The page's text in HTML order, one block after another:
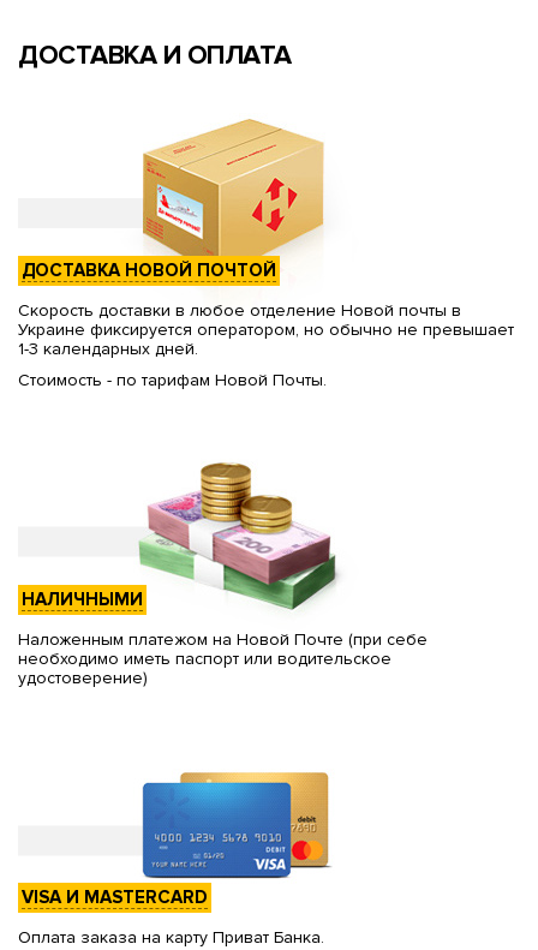
ДОСТАВКА И ОПЛАТА
ДОСТАВКА НОВОЙ ПОЧТОЙ
Скорость доставки в любое отделение Новой почты в
Украине фиксируется оператором, но обычно не превышает
1-3 календарных дней.
Стоимость - по тарифам Новой Почты.
НАЛИЧНЫМИ
Наложенным платежом на Новой Почте (при себе
необходимо иметь паспорт или водительское
удостоверение)
VISA И MASTERCARD
Оплата заказа на карту Приват Банка.